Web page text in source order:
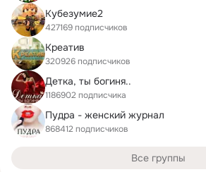
Кубезумие2
427169 подписчиков
Креатив
320926 подписчиков
Детка, ты богиня..
1186902 подписчика
Пудра - женский журнал
868412 подписчиков
Все группы